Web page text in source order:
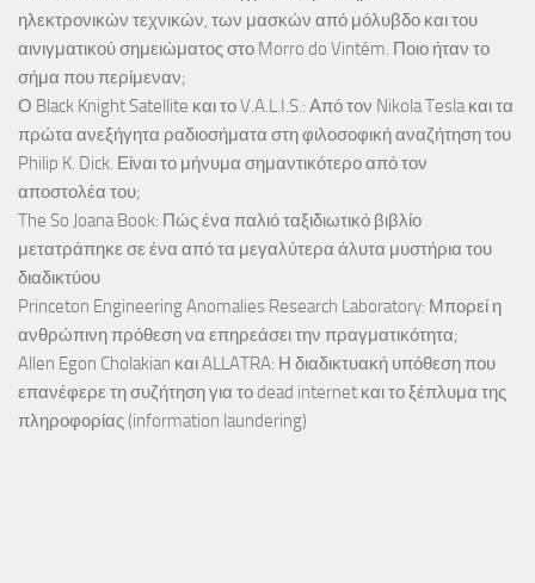
ηλεκτρονικών τεχνικών, των μασκών από μόλυβδο και του
αινιγματικού σημειώματος στο Morro do Vintém. Ποιο ήταν το
σήμα που περίμεναν;
Ο Black Knight Satellite και το V.A.L.I.S.: Από τον Nikola Tesla και τα
πρώτα ανεξήγητα ραδιοσήματα στη φιλοσοφική αναζήτηση του
Philip K. Dick. Είναι το μήνυμα σημαντικότερο από τον
αποστολέα του;
The So Joana Book: Πώς ένα παλιό ταξιδιωτικό βιβλίο
μετατράπηκε σε ένα από τα μεγαλύτερα άλυτα μυστήρια του
διαδικτύου
Princeton Engineering Anomalies Research Laboratory: Μπορεί η
ανθρώπινη πρόθεση να επηρεάσει την πραγματικότητα;
Allen Egon Cholakian και ALLATRA: Η διαδικτυακή υπόθεση που
επανέφερε τη συζήτηση για το dead internet και το ξέπλυμα της
πληροφορίας (information laundering)